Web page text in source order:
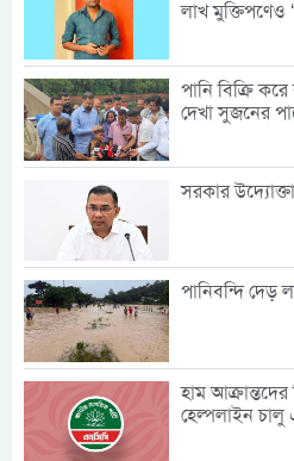
লাখ
পানি বিক্রি
দেখা সুজনের
সরকার
পানিবন্দি দেড়
হাম
হেল্পলাইন চালু